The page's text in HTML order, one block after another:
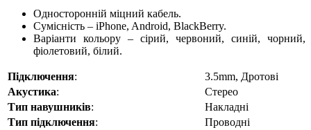
Односторонній міцний кабель.
Сумісність – iPhone, Android, BlackBerry.
Варіанти кольору – сірий, червоний, синій, чорний,
фіолетовий, білий.
Підключення:
3.5mm, Дротові
Акустика:
Стерео
Тип навушників:
Накладні
Тип підключення:
Проводні